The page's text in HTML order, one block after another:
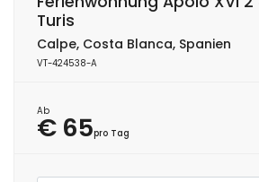
Turis
Calpe, Costa Blanca, Spanien
VT-424538-A
Ab
€ 65pro Tag